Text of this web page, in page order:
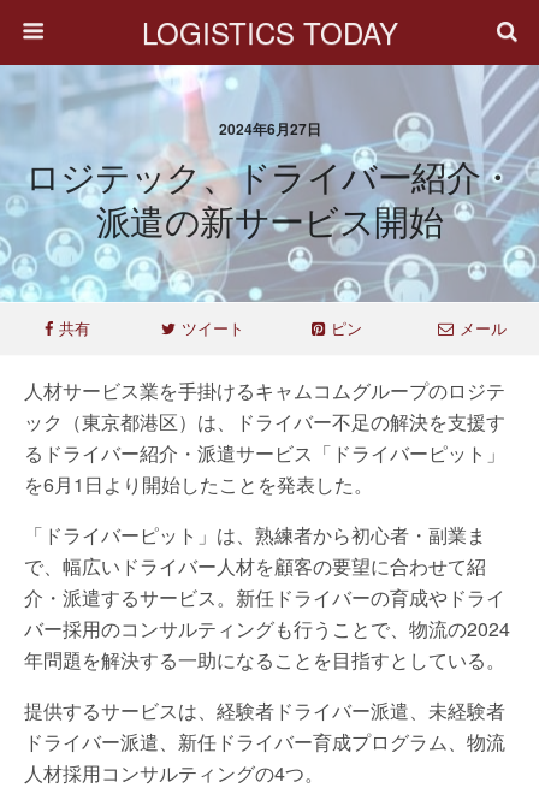
LOGISTICS TODAY
2024年6月27日
ロジテック、ドライバー紹介・
派遣の新サービス開始
共有 ツイート ピン メール
人材サービス業を手掛けるキャムコムグループのロジテ
ック（東京都港区）は、ドライバー不足の解決を支援す
るドライバー紹介・派遣サービス「ドライバーピット」
を6月1日より開始したことを発表した。
「ドライバーピット」は、熟練者から初心者・副業ま
で、幅広いドライバー人材を顧客の要望に合わせて紹
介・派遣するサービス。新任ドライバーの育成やドライ
バー採用のコンサルティングも行うことで、物流の2024
年問題を解決する一助になることを目指すとしている。
提供するサービスは、経験者ドライバー派遣、未経験者
ドライバー派遣、新任ドライバー育成プログラム、物流
人材採用コンサルティングの4つ。